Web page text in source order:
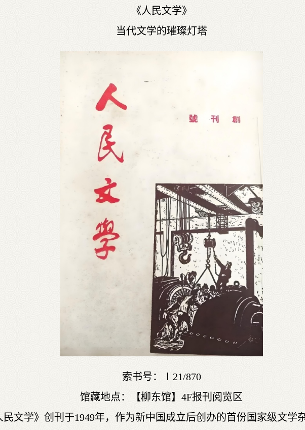
《人民文学》
当代文学的璀璨灯塔
索书号：Ⅰ21/870
馆藏地点：【柳东馆】4F报刊阅览区
民文学》创刊于1949年，作为新中国成立后创办的首份国家级文学